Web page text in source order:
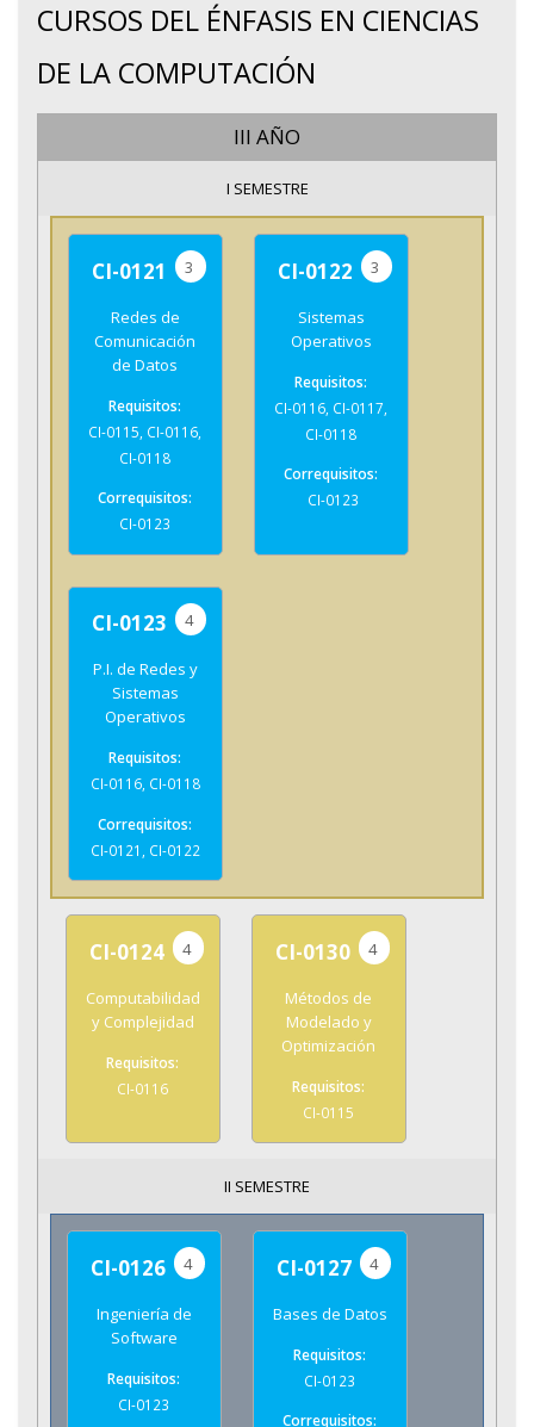
CURSOS DEL ÉNFASIS EN CIENCIAS
DE LA COMPUTACIÓN
III AÑO
I SEMESTRE
CI-0121
Redes de
Comunicación
de Datos
3
CI-0115, CI-0116,
CI-0118
CI-0123
CI-0122
Sistemas
Operativos
3
CI-0116, CI-0117,
CI-0118
CI-0123
CI-0123
P.I. de Redes y
Sistemas
Operativos
4
CI-0116, CI-0118
CI-0121, CI-0122
CI-0124
Computabilidad
y Complejidad
4
CI-0116
CI-0130
Métodos de
Modelado y
Optimización
4
CI-0115
II SEMESTRE
CI-0126
Ingeniería de
Software
4
CI-0123
CI-0127
Bases de Datos
4
CI-0123